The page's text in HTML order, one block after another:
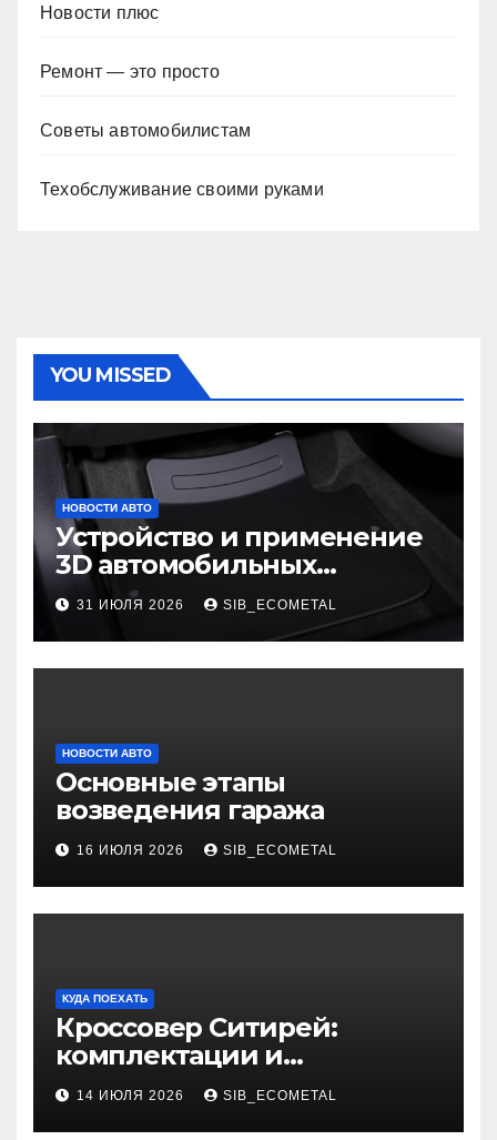
Новости плюс
Ремонт — это просто
Советы автомобилистам
Техобслуживание своими руками
YOU MISSED
НОВОСТИ АВТО
Устройство и применение
3D автомобильных
ковриков
31 ИЮЛЯ 2026 SIB_ECOMETAL
НОВОСТИ АВТО
Основные этапы
возведения гаража
16 ИЮЛЯ 2026 SIB_ECOMETAL
КУДА ПОЕХАТЬ
Кроссовер Ситирей:
комплектации и
характеристики
14 ИЮЛЯ 2026 SIB_ECOMETAL